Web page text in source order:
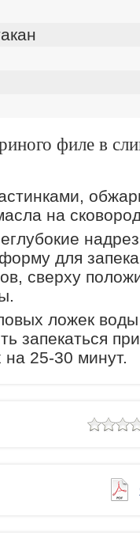
филе в
на
для
сверху
ложек
запекаться при
на 25-30 минут.